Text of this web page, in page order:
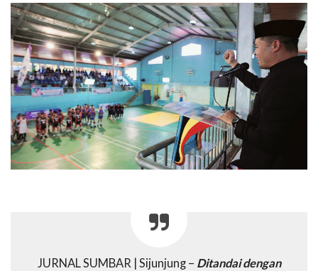
JURNAL SUMBAR | Sijunjung – Ditandai dengan